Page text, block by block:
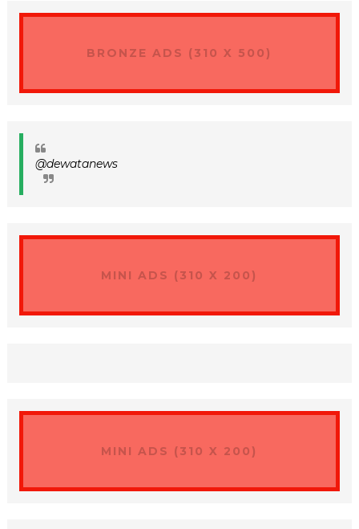
BRONZE ADS (310 X 500)
@dewatanews
MINI ADS (310 X 200)
MINI ADS (310 X 200)